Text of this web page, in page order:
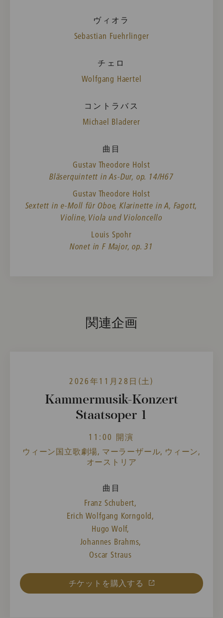
ヴィオラ
Sebastian Fuehrlinger
チェロ
Wolfgang Haertel
コントラバス
Michael Bladerer
曲目
Gustav Theodore Holst
Bläserquintett in As-Dur, op. 14/H67
Gustav Theodore Holst
Sextett in e-Moll für Oboe, Klarinette in A, Fagott,
Violine, Viola und Violoncello
Louis Spohr
Nonet in F Major, op. 31
関連企画
2026年11月28日(土)
Kammermusik-Konzert
Staatsoper 1
11:00 開演
ウィーン国立歌劇場, マーラーザール, ウィーン,
オーストリア
曲目
Franz Schubert,
Erich Wolfgang Korngold,
Hugo Wolf,
Johannes Brahms,
Oscar Straus
チケットを購入する